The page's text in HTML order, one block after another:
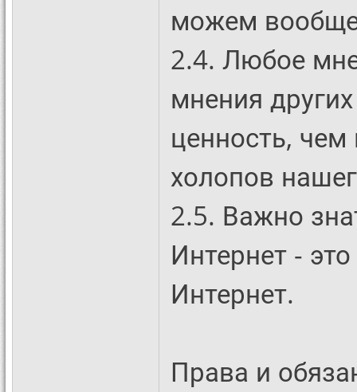
можем
2.4. Любое
мнения
ценность,
холопов
2.5. Важно
Интернет -
Интернет.
Права и